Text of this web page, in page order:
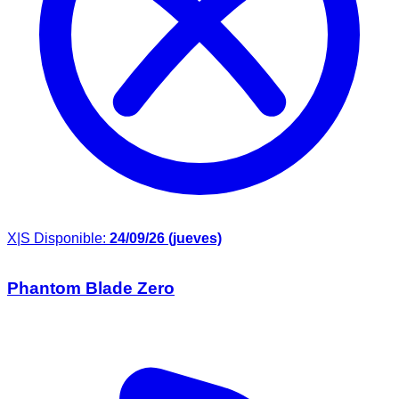
X|S Disponible: 24/09/26 (jueves)
Phantom Blade Zero